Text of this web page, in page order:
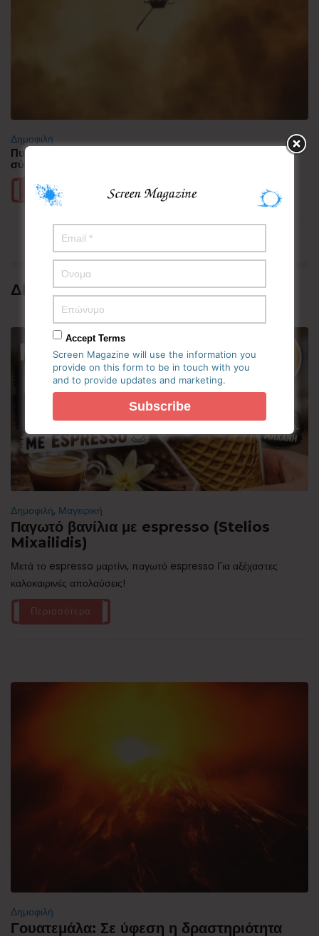
Δημοφιλή
Πυρκαγιά στη Δυτική Αττική – Ερευνώνται τα αίτια της
σύγκρουσης των δύο ελικοπτέρων
Περισσότερα
ΔΗΜΟΦΙΛΗ
Δημοφιλή, Μαγειρική
Παγωτό βανίλια με espresso (Stelios
Mixailidis)
Μετά το espresso μαρτίνι, παγωτό espresso Για αξέχαστες
καλοκαιρινές απολαύσεις!
Περισσότερα
Δημοφιλή
Γουατεμάλα: Σε ύφεση η δραστηριότητα
Accept Terms
Screen Magazine will use the information you
provide on this form to be in touch with you
and to provide updates and marketing.